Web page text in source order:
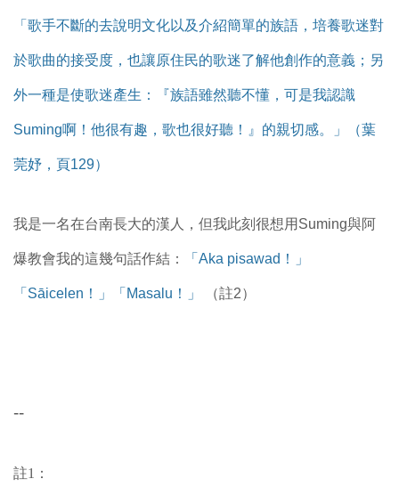
「歌手不斷的去說明文化以及介紹簡單的族語，培養歌迷對
於歌曲的接受度，也讓原住民的歌迷了解他創作的意義；另
外一種是使歌迷產生：『族語雖然聽不懂，可是我認識
Suming啊！他很有趣，歌也很好聽！』的親切感。」（葉
莞妤，頁129）
我是一名在台南長大的漢人，但我此刻很想用Suming與阿
爆教會我的這幾句話作結： 「Aka pisawad！」
「Sāicelen！」「Masalu！」 （註2）
--
註1：